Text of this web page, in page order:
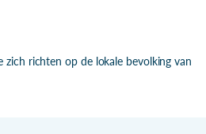
zich richten op de lokale bevolking van